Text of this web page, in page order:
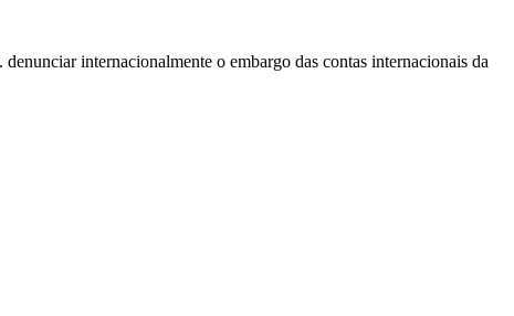
internacionalmente o embargo das contas internacionais da